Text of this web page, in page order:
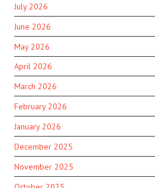
July 2026
June 2026
May 2026
April 2026
March 2026
February 2026
January 2026
December 2025
November 2025